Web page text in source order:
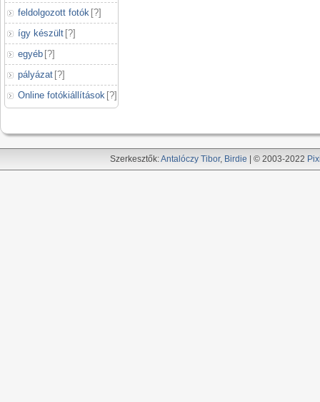
feldolgozott fotók [?]
így készült [?]
egyéb [?]
pályázat [?]
Online fotókiállítások [?]
Szerkesztők:Antalóczy Tibor, Birdie | © 2003-2022